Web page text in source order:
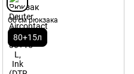
Об'єм рюкзака
80+15л